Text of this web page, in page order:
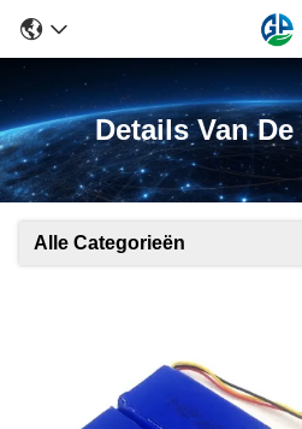
Details Van
Alle Categorieën